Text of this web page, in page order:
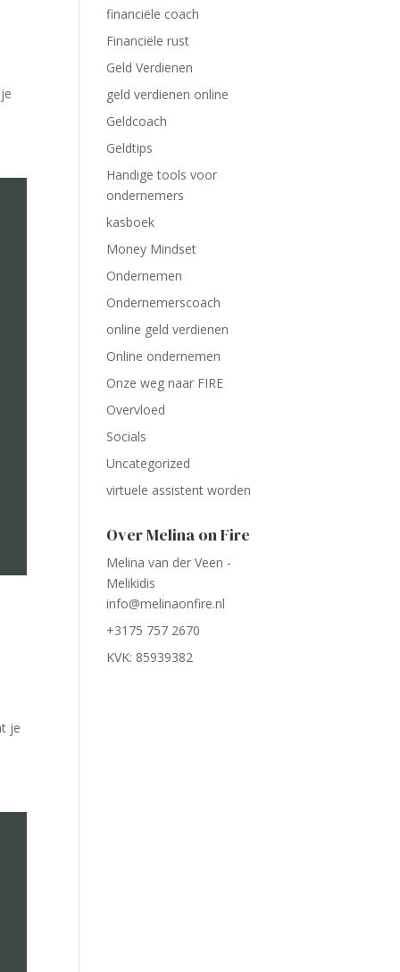
je
financiële coach
Financiële rust
Geld Verdienen
geld verdienen online
Geldcoach
Geldtips
Handige tools voor
ondernemers
kasboek
Money Mindset
Ondernemen
Ondernemerscoach
online geld verdienen
Online ondernemen
Onze weg naar FIRE
Overvloed
Socials
Uncategorized
virtuele assistent worden
Over Melina on Fire
Melina van der Veen -
Melikidis
info@melinaonfire.nl
+3175 757 2670
KVK: 85939382